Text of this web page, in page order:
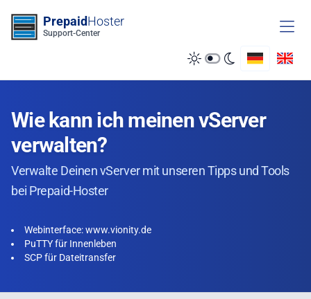
PrepaidHoster
Support-Center
Wie kann ich meinen vServer
verwalten?
Verwalte Deinen vServer mit unseren Tipps und Tools
bei Prepaid-Hoster
Webinterface: www.vionity.de
PuTTY für Innenleben
SCP für Dateitransfer